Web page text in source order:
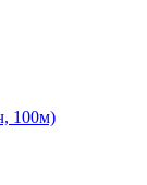
100м)